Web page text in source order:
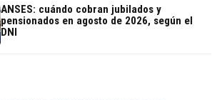
ANSES: cuándo cobran jubilados y
pensionados en agosto de 2026, según el
DNI